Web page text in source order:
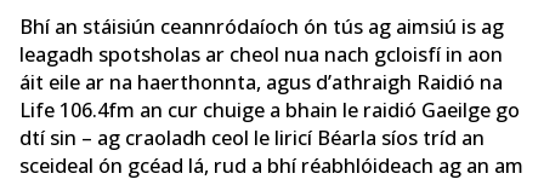
Bhí an stáisiún ceannródaíoch ón tús ag aimsiú is ag
leagadh spotsholas ar cheol nua nach gcloisfí in aon
áit eile ar na haerthonnta, agus d’athraigh Raidió na
Life 106.4fm an cur chuige a bhain le raidió Gaeilge go
dtí sin – ag craoladh ceol le liricí Béarla síos tríd an
sceideal ón gcéad lá, rud a bhí réabhlóideach ag an am